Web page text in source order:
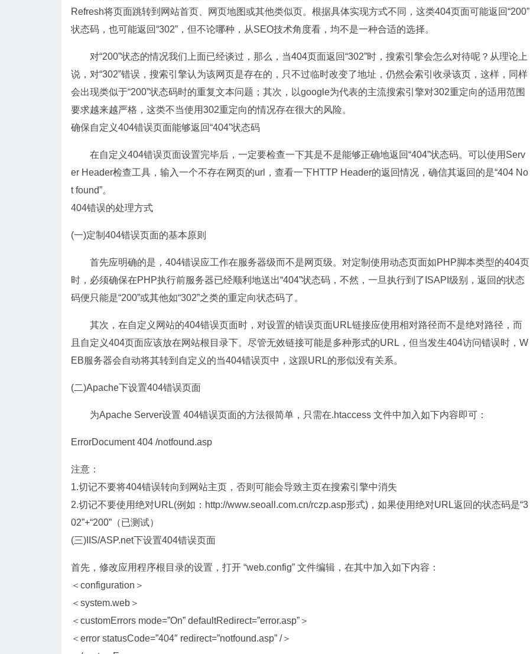
Refresh将页面跳转到网站首页、网页地图或其他类似页。根据具体实现方式不同，这类404页面可能返回“200”
状态码，也可能返回“302”，但不论哪种，从SEO技术角度看，均不是一种合适的选择。
对“200”状态的情况我们上面已经谈过，那么，当404页面返回“302”时，搜索引擎会怎么对待呢？从理论上
说，对“302”错误，搜索引擎认为该网页是存在的，只不过临时改变了地址，仍然会索引收录该页，这样，同样
会出现类似于“200”状态码时的重复文本问题；其次，以google为代表的主流搜索引擎对302重定向的适用范围
要求越来越严格，这类不当使用302重定向的情况存在很大的风险。
确保自定义404错误页面能够返回“404”状态码
在自定义404错误页面设置完毕后，一定要检查一下其是不是能够正确地返回“404”状态码。可以使用Serv
er Header检查工具，输入一个不存在网页的url，查看一下HTTP Header的返回情况，确信其返回的是“404 No
t found”。
404错误的处理方式
(一)定制404错误页面的基本原则
首先应明确的是，404错误应工作在服务器级而不是网页级。对定制使用动态页面如PHP脚本类型的404页
时，必须确保在PHP执行前服务器已经顺利地送出“404”状态码，不然，一旦执行到了ISAPI级别，返回的状态
码便只能是“200”或其他如“302”之类的重定向状态码了。
其次，在自定义网站的404错误页面时，对设置的错误页面URL链接应使用相对路径而不是绝对路径，而
且自定义404页面应该放在网站根目录下。尽管无效链接可能是多种形式的URL，但当发生404访问错误时，W
EB服务器会自动将其转到自定义的当404错误页中，这跟URL的形似没有关系。
(二)Apache下设置404错误页面
为Apache Server设置 404错误页面的方法很简单，只需在.htaccess 文件中加入如下内容即可：
ErrorDocument 404 /notfound.asp
注意：
1.切记不要将404错误转向到网站主页，否则可能会导致主页在搜索引擎中消失
2.切记不要使用绝对URL(例如：http://www.seoall.com.cn/rczp.asp形式)，如果使用绝对URL返回的状态码是“3
02”+“200”（已测试）
(三)IIS/ASP.net下设置404错误页面
首先，修改应用程序根目录的设置，打开 “web.config” 文件编辑，在其中加入如下内容：
＜configuration＞
＜system.web＞
＜customErrors mode=”On” defaultRedirect=”error.asp”＞
＜error statusCode=”404″ redirect=”notfound.asp” /＞